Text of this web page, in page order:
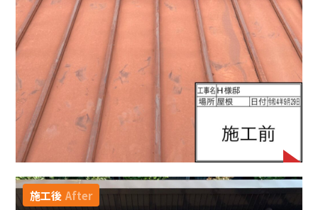
施工後 After